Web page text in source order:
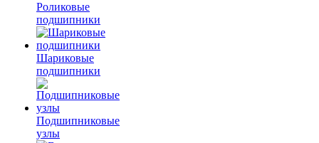
Роликовые
подшипники
Шариковые
подшипники
Подшипниковые
узлы